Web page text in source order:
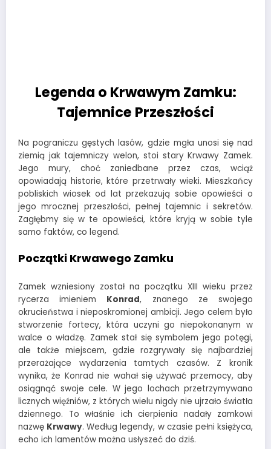
Legenda o Krwawym Zamku:
Tajemnice Przeszłości
Na pograniczu gęstych lasów, gdzie mgła unosi się nad
ziemią jak tajemniczy welon, stoi stary Krwawy Zamek.
opowiadają historie, które przetrwały wieki. Mieszkańcy
jego mrocznej przeszłości, pełnej tajemnic i sekretów.
Zagłębmy się w te opowieści, które kryją w sobie tyle
samo faktów, co legend.
Początki Krwawego Zamku
Zamek wzniesiony został na początku XIII wieku przez
rycerza imieniemKonrad , znanego ze swojego
okrucieństwa i nieposkromionej ambicji. Jego celem było
stworzenie fortecy, która uczyni go niepokonanym w
walce o władzę. Zamek stał się symbolem jego potęgi,
ale także miejscem, gdzie rozgrywały się najbardziej
przerażające wydarzenia tamtych czasów. Z kronik